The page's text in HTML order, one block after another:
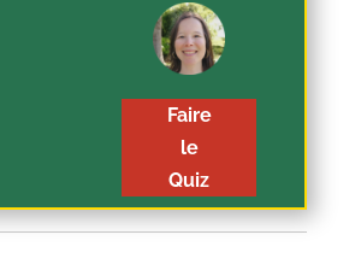
Faire
le
Quiz